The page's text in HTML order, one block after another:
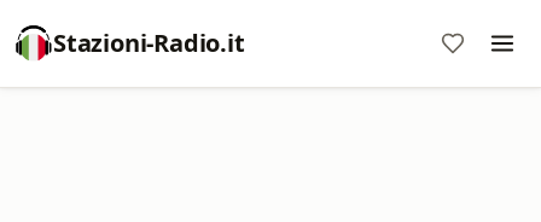
Stazioni-Radio.it